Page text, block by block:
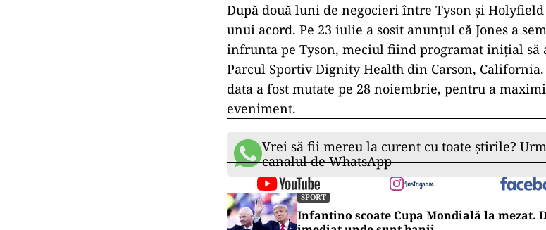
După două luni de negocieri între Tyson și
unui acord. Pe 23 iulie a sosit anunțul că Jones a
înfrunta pe Tyson, meciul fiind programat inițial să
Parcul Sportiv Dignity Health din Carson,
data a fost mutate pe 28 noiembrie, pentru a
eveniment.
Vrei să fii mereu la curent cu toate știrile?
canalul de WhatsApp
SPORT
Infantino scoate Cupa Mondială la mezat.